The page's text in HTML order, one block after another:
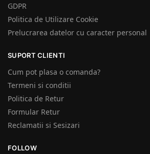
GDPR
Politica de Utilizare Cookie
Prelucrarea datelor cu caracter personal
SUPORT CLIENTI
Cum pot plasa o comanda?
Termeni si conditii
Politica de Retur
Formular Retur
Reclamatii si Sesizari
FOLLOW